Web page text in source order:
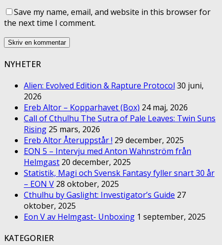
Save my name, email, and website in this browser for
the next time I comment.
NYHETER
Alien: Evolved Edition & Rapture Protocol 30 juni,
2026
Ereb Altor – Kopparhavet (Box) 24 maj, 2026
Call of Cthulhu The Sutra of Pale Leaves: Twin Suns
Rising 25 mars, 2026
Ereb Altor Återuppstår ! 29 december, 2025
EON 5 – Intervju med Anton Wahnström från
Helmgast 20 december, 2025
Statistik, Magi och Svensk Fantasy fyller snart 30 år
– EON V 28 oktober, 2025
Cthulhu by Gaslight: Investigator’s Guide 27
oktober, 2025
Eon V av Helmgast- Unboxing 1 september, 2025
KATEGORIER